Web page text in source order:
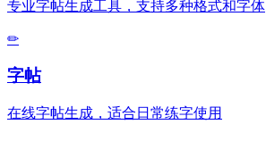
专业字帖生成工具，支持多种格式和字体
✏
字帖
在线字帖生成，适合日常练字使用